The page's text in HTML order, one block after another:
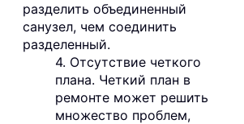
разделить объединенный
санузел, чем соединить
разделенный.
4. Отсутствие четкого
плана. Четкий план в
ремонте может решить
множество проблем,